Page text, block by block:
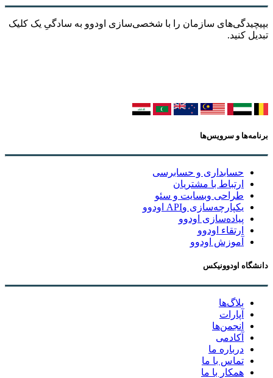
بپیچیدگی‌های سازمان را با شخصی‌سازی اودوو به سادگیِ یک کلیک
تبدیل کنید.
برنامه‌ها و سرویس‌ها
حسابداری و حسابرسی
ارتباط با مشتریان
طراحی وبسایت و سئو
یکپارچه‌سازی وAPI اودوو
پیاده‌سازی اودوو
ارتقاء اودوو
آموزش اودوو
دانشگاه اودوونیکس
بلاگ‌ها
آپارات
انجمن‌ها
آکادمی
درباره ما
تماس با ما
همکار با ما